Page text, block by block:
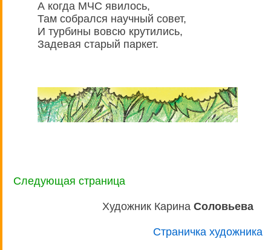
А когда МЧС явилось,
Там собрался научный совет,
И турбины вовсю крутились,
Задевая старый паркет.
Следующая страница
Художник Карина Соловьева
Страничка художника